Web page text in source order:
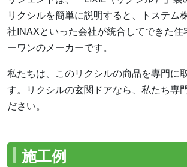
リクシルを簡単に説明すると、トステム
社INAXといった会社が統合してできた
ーワンのメーカーです。
私たちは、このリクシルの商品を専門に
す。リクシルの玄関ドアなら、私たち専
ださい。
施工例